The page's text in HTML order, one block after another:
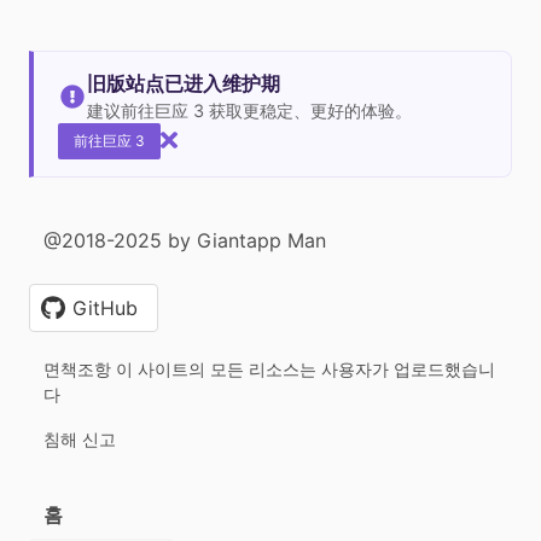
旧版站点已进入维护期
建议前往巨应 3 获取更稳定、更好的体验。
前往巨应 3
@2018-2025 by Giantapp Man
GitHub
면책조항 이 사이트의 모든 리소스는 사용자가 업로드했습니
다
침해 신고
홈